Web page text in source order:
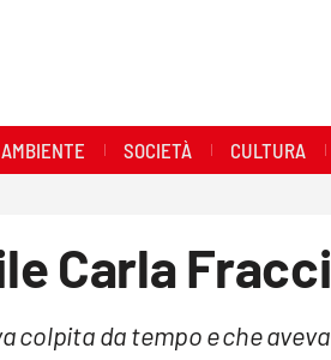
AMBIENTE SOCIETÀ CULTURA
Carla Fracci
colpita da tempo e che aveva